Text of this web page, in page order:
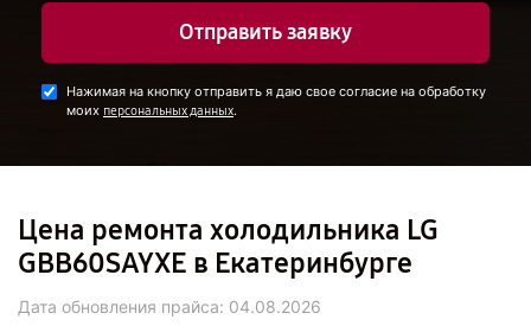
Отправить заявку
Нажимая на кнопку отправить я даю свое согласие на обработку
моих персональных данных.
Цена ремонта холодильника LG
GBB60SAYXE в Екатеринбурге
Дата обновления прайса: 04.08.2026